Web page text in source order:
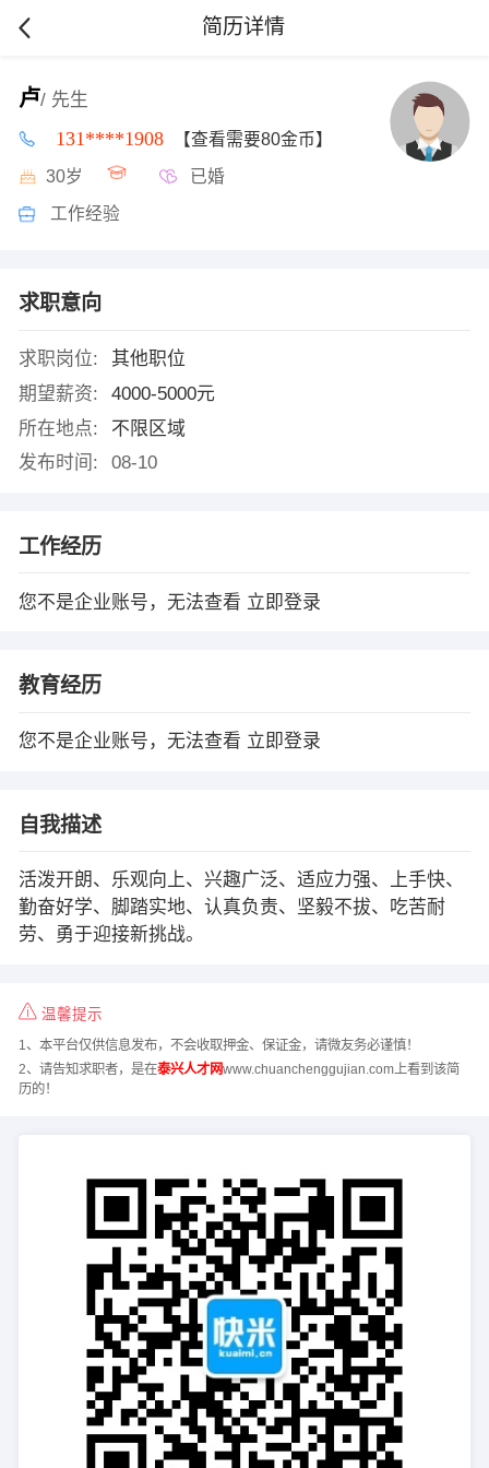
简历详情
卢/ 先生
131****1908 【查看需要80金币】
30岁 已婚
工作经验
求职意向
求职岗位:
其他职位
期望薪资:
4000-5000元
所在地点:
不限区域
发布时间:
08-10
工作经历
您不是企业账号，无法查看 立即登录
教育经历
您不是企业账号，无法查看 立即登录
自我描述
活泼开朗、乐观向上、兴趣广泛、适应力强、上手快、
勤奋好学、脚踏实地、认真负责、坚毅不拔、吃苦耐
劳、勇于迎接新挑战。
温馨提示
1、本平台仅供信息发布，不会收取押金、保证金，请微友务必谨慎！
2、请告知求职者，是在泰兴人才网www.chuanchenggujian.com上看到该简
历的！